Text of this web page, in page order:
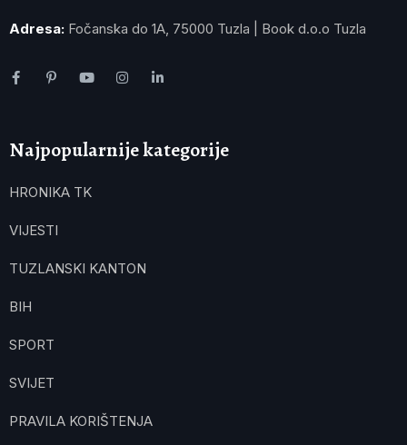
Adresa: Fočanska do 1A, 75000 Tuzla | Book d.o.o Tuzla
Najpopularnije kategorije
HRONIKA TK
VIJESTI
TUZLANSKI KANTON
BIH
SPORT
SVIJET
PRAVILA KORIŠTENJA